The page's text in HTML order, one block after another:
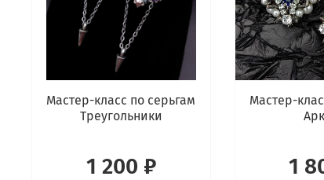
Мастер-класс по серьгам
Треугольники
1 200 ₽
Мастер-
1